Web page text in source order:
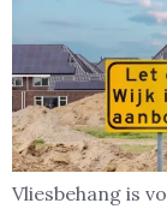
Vliesbehang is